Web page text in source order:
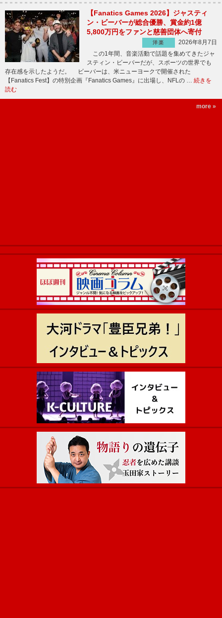
【Fanatics Games 2026】ジャスティ
ン・ビーバーが総合優勝、賞金約1億
5,800万円をファンと慈善団体へ寄付
洋楽
2026年8月7日
この1年間、音楽活動で話題を集めてきたジャ
スティン・ビーバーだが、スポーツの世界でも
存在感を示したようだ。 ビーバーは、米ニューヨークで開催された
【Fanatics Fest】の特別企画『Fanatics Games』に出場し、NFLの … 続きを
読む
more »